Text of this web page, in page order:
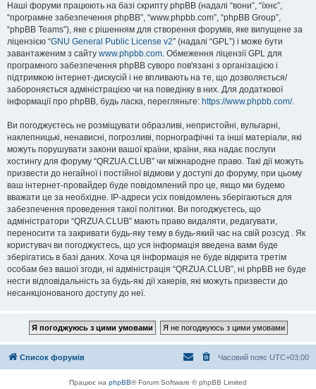
Наші форуми працюють на базі скрипту phpBB (надалі “вони”, “їхнє”,
“програмне забезпечення phpBB”, “www.phpbb.com”, “phpBB Group”,
“phpBB Teams”), яке є рішенням для створення форумів, яке випущене за
ліцензією “GNU General Public License v2” (надалі “GPL”) і може бути
завантаженим з сайту www.phpbb.com. Обмеження ліцензії GPL для
програмного забезпечення phpBB суворо пов'язані з організацією і
підтримкою інтернет-дискусій і не впливають на те, що дозволяється/
забороняється адміністрацією чи на поведінку в них. Для додаткової
інформації про phpBB, будь ласка, перегляньте: https://www.phpbb.com/.
Ви погоджуєтесь не розміщувати образливі, непристойні, вульгарні,
наклепницькі, ненависні, погрозливі, порнографічні та інші матеріали, які
можуть порушувати закони вашої країни, країни, яка надає послуги
хостингу для форуму “QRZUA.CLUB” чи міжнародне право. Такі дії можуть
призвести до негайної і постійної відмови у доступі до форуму, при цьому
ваш інтернет-провайдер буде повідомлений про це, якщо ми будемо
вважати це за необхідне. IP-адреси усіх повідомлень зберігаються для
забезпечення проведення такої політики. Ви погоджуєтесь, що
адміністратори “QRZUA.CLUB” мають право видаляти, редагувати,
переносити та закривати будь-яку тему в будь-який час на свій розсуд . Як
користувач ви погоджуєтесь, що уся інформація введена вами буде
зберігатись в базі даних. Хоча ця інформація не буде відкрита третім
особам без вашої згоди, ні адміністрація “QRZUA.CLUB”, ні phpBB не буде
нести відповідальність за будь-які дії хакерів, які можуть призвести до
несанкціонованого доступу до неї.
Список форумів Часовий пояс UTC+03:00
Працює на phpBB® Forum Software © phpBB Limited